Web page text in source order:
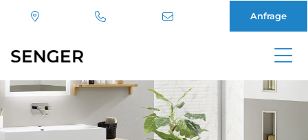
Direkt
zum
Inhalt
Anfrage